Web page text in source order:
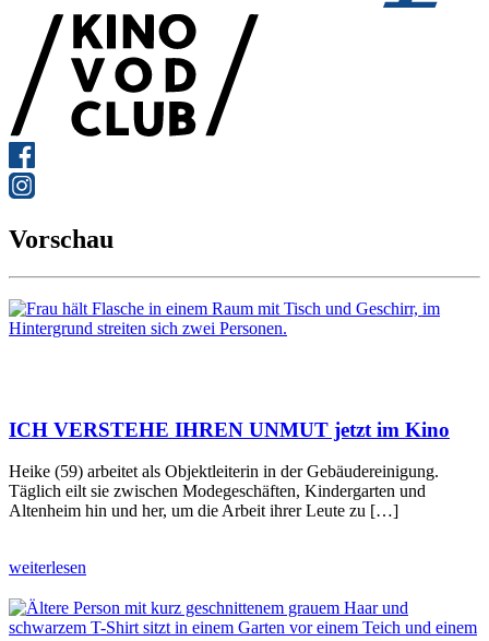
Vorschau
ICH VERSTEHE IHREN UNMUT jetzt im Kino
Heike (59) arbeitet als Objektleiterin in der Gebäudereinigung.
Täglich eilt sie zwischen Modegeschäften, Kindergarten und
Altenheim hin und her, um die Arbeit ihrer Leute zu […]
weiterlesen